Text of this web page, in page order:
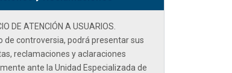
DE ATENCIÓN A USUARIOS.
de controversia, podrá presentar sus
reclamaciones y aclaraciones
ante la Unidad Especializada de